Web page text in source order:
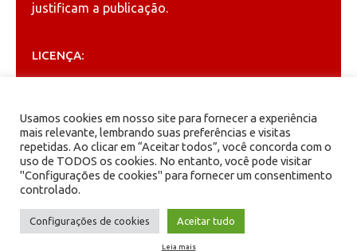
justificam a publicação.
LICENÇA:
Creative Commons
ARQUIVOS
Arquivos
Usamos cookies em nosso site para fornecer a experiência
mais relevante, lembrando suas preferências e visitas
repetidas. Ao clicar em “Aceitar todos”, você concorda com o
uso de TODOS os cookies. No entanto, você pode visitar
"Configurações de cookies" para fornecer um consentimento
controlado.
Configurações de cookies Aceitar tudo
Leia mais